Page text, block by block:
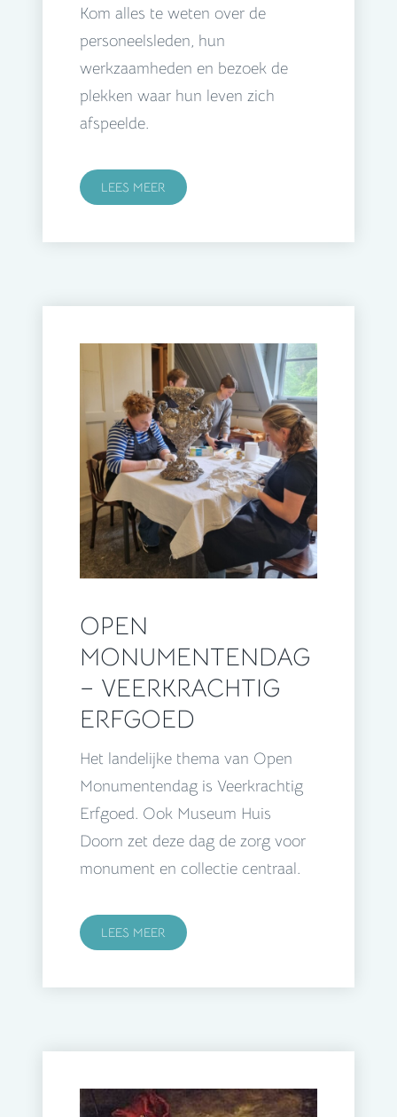
Kom alles te weten over de
personeelsleden, hun
werkzaamheden en bezoek de
plekken waar hun leven zich
afspeelde.
LEES MEER
OPEN
MONUMENTENDAG
– VEERKRACHTIG
ERFGOED
Het landelijke thema van Open
Monumentendag is Veerkrachtig
Erfgoed. Ook Museum Huis
Doorn zet deze dag de zorg voor
monument en collectie centraal.
LEES MEER